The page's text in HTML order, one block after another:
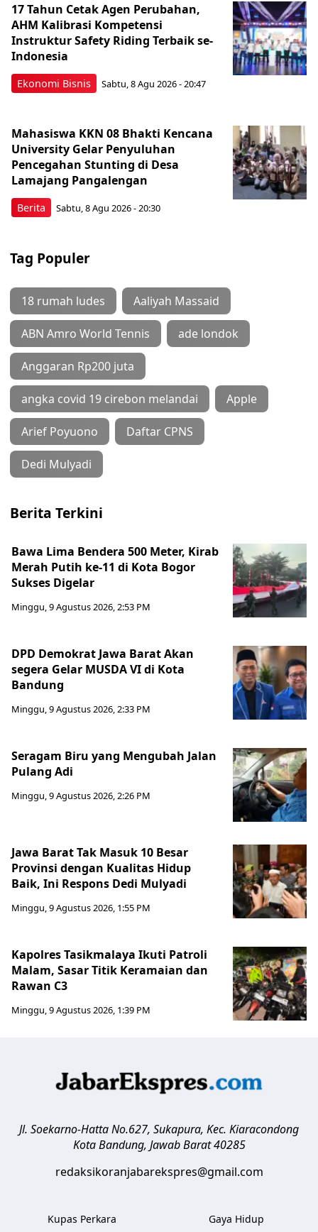
Ekonomi Bisnis
17 Tahun Cetak Agen Perubahan,
AHM Kalibrasi Kompetensi
Instruktur Safety Riding Terbaik se-
Indonesia
Sabtu, 8 Agu 2026 - 20:47
Berita
Mahasiswa KKN 08 Bhakti Kencana
University Gelar Penyuluhan
Pencegahan Stunting di Desa
Lamajang Pangalengan
Sabtu, 8 Agu 2026 - 20:30
Tag Populer
18 rumah ludes Aaliyah Massaid
ABN Amro World Tennis ade londok
Anggaran Rp200 juta
angka covid 19 cirebon melandai Apple
Arief Poyuono Daftar CPNS
Dedi Mulyadi
Berita Terkini
Bawa Lima Bendera 500 Meter, Kirab
Merah Putih ke-11 di Kota Bogor
Sukses Digelar
Minggu, 9 Agustus 2026, 2:53 PM
DPD Demokrat Jawa Barat Akan
segera Gelar MUSDA VI di Kota
Bandung
Minggu, 9 Agustus 2026, 2:33 PM
Seragam Biru yang Mengubah Jalan
Pulang Adi
Minggu, 9 Agustus 2026, 2:26 PM
Jawa Barat Tak Masuk 10 Besar
Provinsi dengan Kualitas Hidup
Baik, Ini Respons Dedi Mulyadi
Minggu, 9 Agustus 2026, 1:55 PM
Kapolres Tasikmalaya Ikuti Patroli
Malam, Sasar Titik Keramaian dan
Rawan C3
Minggu, 9 Agustus 2026, 1:39 PM
Jl. Soekarno-Hatta No.627, Sukapura, Kec. Kiaracondong
Kota Bandung, Jawab Barat 40285
redaksikoranjabarekspres@gmail.com
Kupas Perkara Gaya Hidup